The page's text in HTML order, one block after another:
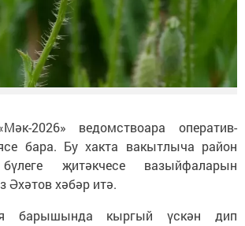
2026» ведомствоара оператив-
бара. Бу хакта вакытлыча район
җитәкчесе вазыйфаларын
Әхәтов хәбәр итә.
барышында кыргый үскән дип